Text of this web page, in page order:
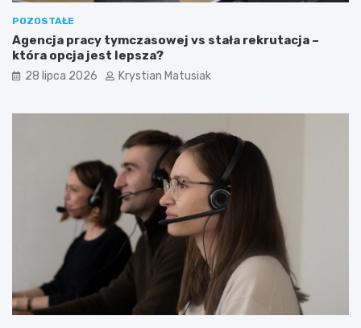
POZOSTAŁE
Agencja pracy tymczasowej vs stała rekrutacja –
która opcja jest lepsza?
28 lipca 2026 Krystian Matusiak